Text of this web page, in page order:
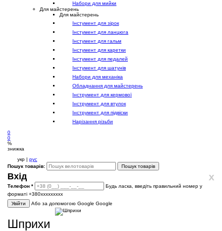
Набори для мийки
Для майстерень
Для майстерень
Інстумент для зірок
Інстумент для ланцюга
Інстумент для гальм
Інстумент для каретки
Інстумент для педалей
Інстумент для шатунів
Набори для механіка
Обладнання для майстерень
Інструмент для кермової
Інструмент для втулок
Інструмент для підвіски
Нарізання різьби
0
0
%
знижка
укр | рус
Пошук товарів:
Пошук товарів
x
Вхід
Телефон *
Будь ласка, введіть правильний номер у
форматі +380ххххххххх
Увійти
Або за допомогою Google Google
Шприхи